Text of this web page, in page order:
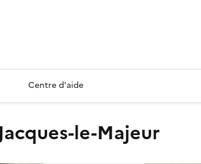
Centre d'aide
le-Majeur